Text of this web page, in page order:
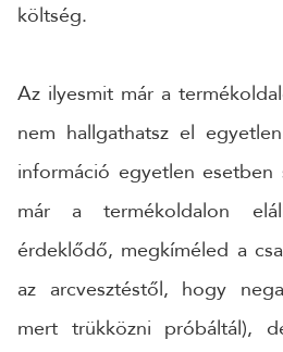
költség.
Az ilyesmit már a
nem hallgathatsz el
információ egyetlen esetben
már a termékoldalon
érdeklődő, megkíméled a
az arcvesztéstől, hogy
mert trükközni próbáltál),